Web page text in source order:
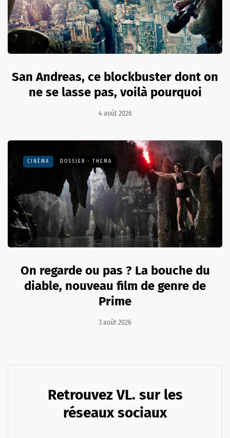
San Andreas, ce blockbuster dont on
ne se lasse pas, voilà pourquoi
4 août 2026
CINÉMA DOSSIER - THEMA
On regarde ou pas ? La bouche du
diable, nouveau film de genre de
Prime
3 août 2026
Retrouvez VL. sur les
réseaux sociaux